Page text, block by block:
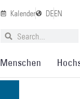
Kalender DEEN
Menschen